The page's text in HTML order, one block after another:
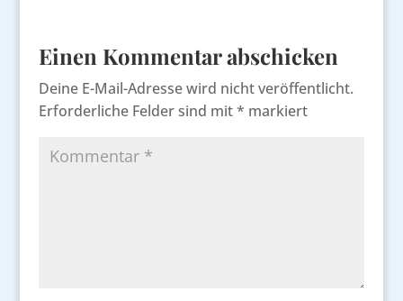
Einen Kommentar abschicken
Deine E-Mail-Adresse wird nicht veröffentlicht.
Erforderliche Felder sind mit* markiert